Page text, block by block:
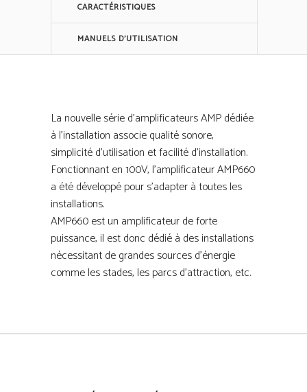
CARACTÉRISTIQUES
MANUELS D'UTILISATION
La nouvelle série d’amplificateurs AMP dédiée
à l’installation associe qualité sonore,
simplicité d’utilisation et facilité d’installation.
Fonctionnant en 100V, l’amplificateur AMP660
a été développé pour s’adapter à toutes les
installations.
AMP660 est un amplificateur de forte
puissance, il est donc dédié à des installations
nécessitant de grandes sources d’énergie
comme les stades, les parcs d’attraction, etc.